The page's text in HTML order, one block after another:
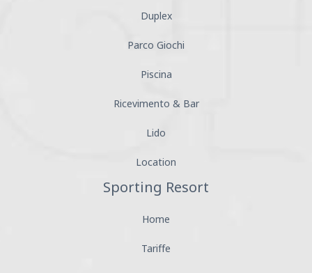
Duplex
Parco Giochi
Piscina
Ricevimento & Bar
Lido
Location
Sporting Resort
Home
Tariffe